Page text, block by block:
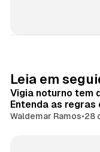
Leia em
Vigia noturno tem
Entenda as
Waldemar Ramos•28